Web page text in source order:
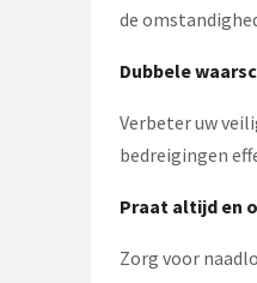
de
Dubbele
Verbeter uw
bedreigingen
Praat altijd en
Zorg voor